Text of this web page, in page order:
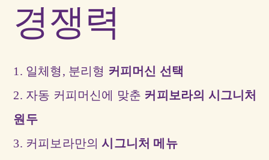
경쟁력
1. 일체형, 분리형 커피머신 선택
2. 자동 커피머신에 맞춘 커피보라의 시그니처
원두
3. 커피보라만의시그니처 메뉴